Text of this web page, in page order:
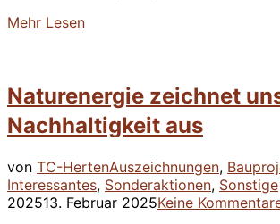
Mehr über
für
Demokratie!”
Lesen
Naturenergie zeichnet
Nachhaltigkeit aus
von TC-HertenAuszeichnungen,
Interessantes, Sonderaktionen, Sonstige
202513. Februar 2025Keine